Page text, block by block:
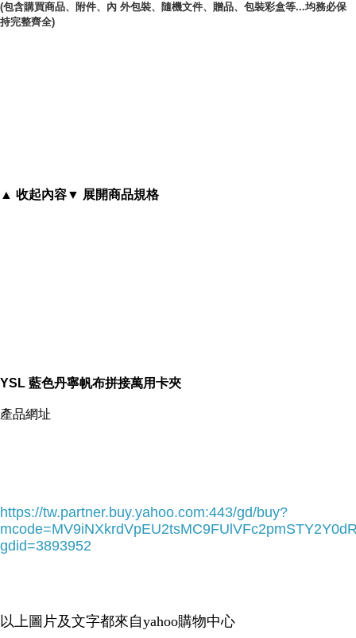
(包含購買商品、附件、內 外包裝、隨機文件、贈品、包裝彩盒等...均務必保
持完整齊全)
▲ 收起內容▼ 展開商品規格
YSL 藍色丹寧帆布拼接萬用卡夾
產品網址
https://tw.partner.buy.yahoo.com:443/gd/buy?
gdid=3893952
以上圖片及文字都來自yahoo購物中心